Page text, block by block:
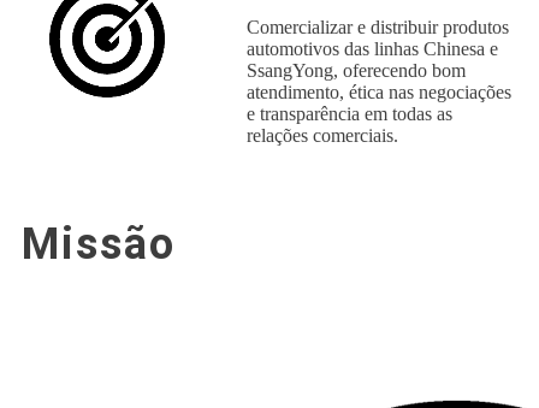
Comercializar e distribuir produtos
automotivos das linhas Chinesa e
SsangYong, oferecendo bom
atendimento, ética nas negociações
e transparência em todas as
relações comerciais.
Missão